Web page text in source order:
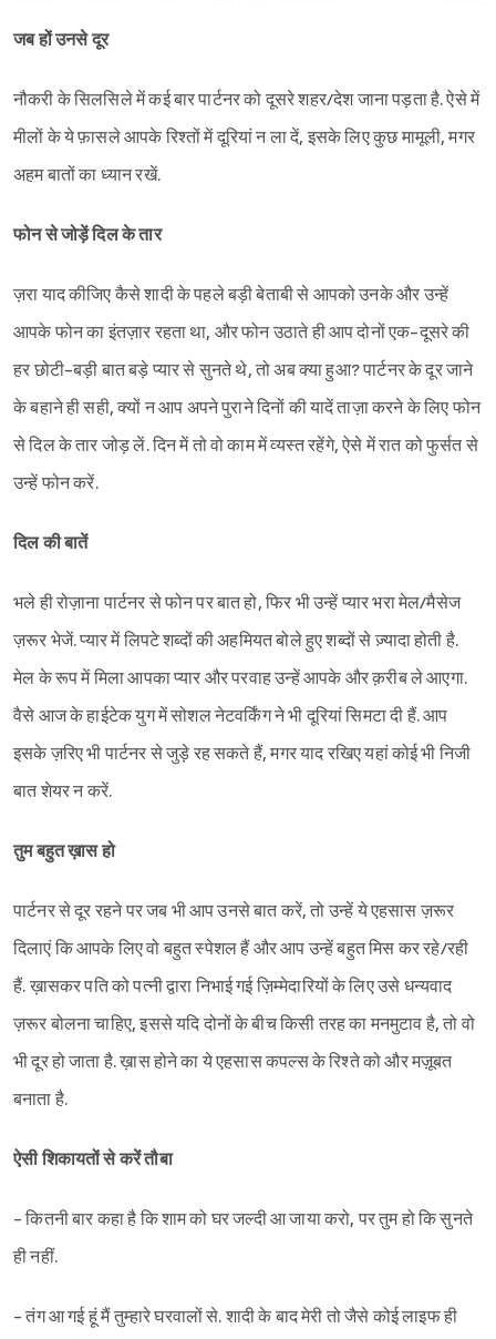
Sign in
जब हों उनसे दूर
नौकरी के सिलसिले में कई बार पार्टनर को दूसरे शहर/देश जाना पड़ता है. ऐसे में
मीलों के ये फ़ासले आपके रिश्तों में दूरियां न ला दें, इसके लिए कुछ मामूली, मगर
अहम बातों का ध्यान रखें.
फोन से जोड़ें दिल के तार
ज़रा याद कीजिए कैसे शादी के पहले बड़ी बेताबी से आपको उनके और उन्हें
आपके फोन का इंतज़ार रहता था, और फोन उठाते ही आप दोनों एक-दूसरे की
हर छोटी-बड़ी बात बड़े प्यार से सुनते थे, तो अब क्या हुआ? पार्टनर के दूर जाने
के बहाने ही सही, क्यों न आप अपने पुराने दिनों की यादें ताज़ा करने के लिए फोन
से दिल के तार जोड़ लें. दिन में तो वो काम में व्यस्त रहेंगे, ऐसे में रात को फुर्सत से
उन्हें फोन करें.
दिल की बातें
भले ही रोज़ाना पार्टनर से फोन पर बात हो, फिर भी उन्हें प्यार भरा मेल/मैसेज
ज़रूर भेजें. प्यार में लिपटे शब्दों की अहमियत बोले हुए शब्दों से ज़्यादा होती है.
मेल के रूप में मिला आपका प्यार और परवाह उन्हें आपके और क़रीब ले आएगा.
वैसे आज के हाईटेक युग में सोशल नेटवर्किंग ने भी दूरियां सिमटा दी हैं. आप
इसके ज़रिए भी पार्टनर से जुड़े रह सकते हैं, मगर याद रखिए यहां कोई भी निजी
बात शेयर न करें.
तुम बहुत ख़ास हो
पार्टनर से दूर रहने पर जब भी आप उनसे बात करें, तो उन्हें ये एहसास ज़रूर
दिलाएं कि आपके लिए वो बहुत स्पेशल हैं और आप उन्हें बहुत मिस कर रहे/रही
हैं. ख़ासकर पति को पत्नी द्वारा निभाई गई ज़िम्मेदारियों के लिए उसे धन्यवाद
ज़रूर बोलना चाहिए, इससे यदि दोनों के बीच किसी तरह का मनमुटाव है, तो वो
भी दूर हो जाता है. ख़ास होने का ये एहसास कपल्स के रिश्ते को और मज़ूबत
बनाता है.
ऐसी शिकायतों से करें तौबा
- कितनी बार कहा है कि शाम को घर जल्दी आ जाया करो, पर तुम हो कि सुनते
ही नहीं.
- तंग आ गई हूं मैं तुम्हारे घरवालों से. शादी के बाद मेरी तो जैसे कोई लाइफ ही